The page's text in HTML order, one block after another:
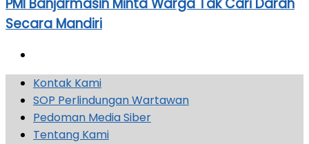
Secara Mandiri
Kontak Kami
SOP Perlindungan Wartawan
Pedoman Media Siber
Tentang Kami